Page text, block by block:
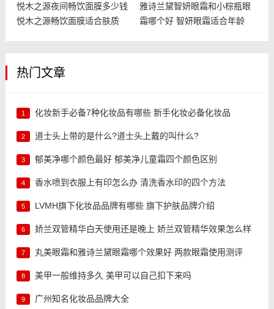
悦木之源夜间畅饮面膜多少钱
悦木之源畅饮面膜适合肤质
雅诗兰黛智妍眼霜和小棕瓶眼
霜哪个好 智妍眼霜适合年龄
热门文章
1 化妆新手必备7种化妆品有哪些 新手化妆必备化妆品
2 道士头上带的是什么?道士头上戴的叫什么?
3 郁美净哪个颜色最好 郁美净儿童霜四个颜色区别
4 香水喷到衣服上有印怎么办 清洗香水印的四个方法
5 LVMH旗下化妆品品牌有哪些 旗下护肤品牌介绍
6 娇兰双管精华白天使用还是晚上 娇兰双管精华效果怎么样
7 丸美眼霜和雅诗兰黛眼霜哪个效果好 两款眼霜使用测评
8 美甲一般维持多久 美甲可以自己扣下来吗
9 广州知名化妆品品牌大全